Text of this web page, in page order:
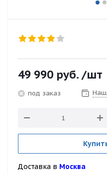
49 990 руб. /шт
под заказ
Доставка в Москва